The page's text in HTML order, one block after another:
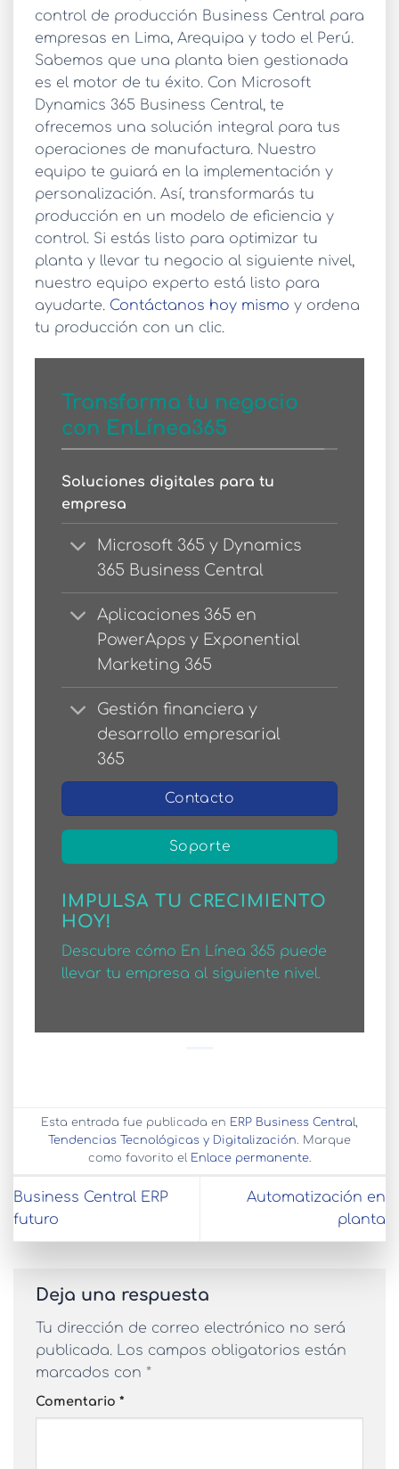
control de producción Business Central para
empresas en Lima, Arequipa y todo el Perú.
Sabemos que una planta bien gestionada
es el motor de tu éxito. Con Microsoft
Dynamics 365 Business Central, te
ofrecemos una solución integral para tus
operaciones de manufactura. Nuestro
equipo te guiará en la implementación y
personalización. Así, transformarás tu
producción en un modelo de eficiencia y
control. Si estás listo para optimizar tu
planta y llevar tu negocio al siguiente nivel,
nuestro equipo experto está listo para
ayudarte. Contáctanos hoy mismo y ordena
tu producción con un clic.
Transforma tu negocio
con EnLínea365
Soluciones digitales para tu
empresa
Microsoft 365 y Dynamics
365 Business Central
Aplicaciones 365 en
PowerApps y Exponential
Marketing 365
Gestión financiera y
desarrollo empresarial
365
Contacto
Soporte
IMPULSA TU CRECIMIENTO
HOY!
Descubre cómo En Línea 365 puede
llevar tu empresa al siguiente nivel.
Esta entrada fue publicada en ERP Business Central,
Tendencias Tecnológicas y Digitalización. Marque
como favorito el Enlace permanente.
Business Central ERP
futuro
Automatización en
planta
Deja una respuesta
Tu dirección de correo electrónico no será
publicada. Los campos obligatorios están
marcados con *
Comentario *